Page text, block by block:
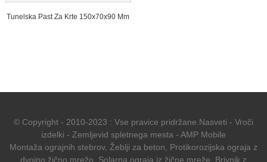
Tunelska Past Za Krte 150x70x90 Mm
© Copyright - 2010-2023 : Vse pravice pridržane. Nasveti - Vroči
izdelki - Zemljevid spletnega mesta - AMP Mobile
Montaža ograjnih stebrov, Žeblji za beton
Protikorozijska ograja z
dvojno žično mrežo
Solarna ograja iz žične mreže
Brivnik z